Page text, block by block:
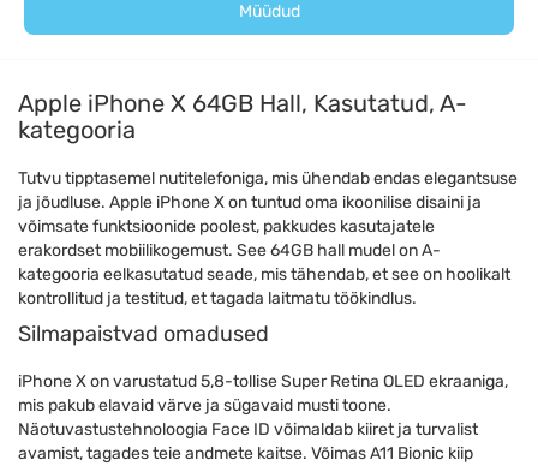
Müüdud
Apple iPhone X 64GB Hall, Kasutatud, A-
kategooria
Tutvu tipptasemel nutitelefoniga, mis ühendab endas elegantsuse
ja jõudluse. Apple iPhone X on tuntud oma ikoonilise disaini ja
võimsate funktsioonide poolest, pakkudes kasutajatele
erakordset mobiilikogemust. See 64GB hall mudel on A-
kategooria eelkasutatud seade, mis tähendab, et see on hoolikalt
kontrollitud ja testitud, et tagada laitmatu töökindlus.
Silmapaistvad omadused
iPhone X on varustatud 5,8-tollise Super Retina OLED ekraaniga,
mis pakub elavaid värve ja sügavaid musti toone.
Näotuvastustehnoloogia Face ID võimaldab kiiret ja turvalist
avamist, tagades teie andmete kaitse. Võimas A11 Bionic kiip